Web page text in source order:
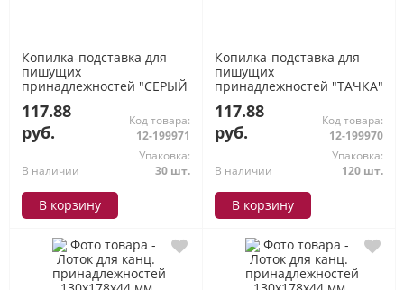
Копилка-подставка для
пишущих
принадлежностей "СЕРЫЙ
117.88
руб.
Код товара:
12-199971
В наличии
Упаковка:
30 шт.
В корзину
Копилка-подставка для
пишущих
принадлежностей "ТАЧКА"
117.88
руб.
Код товара:
12-199970
В наличии
Упаковка:
120 шт.
В корзину